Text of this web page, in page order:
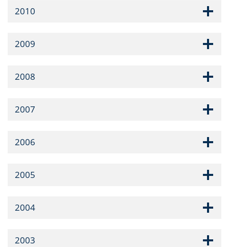
2010
2009
2008
2007
2006
2005
2004
2003